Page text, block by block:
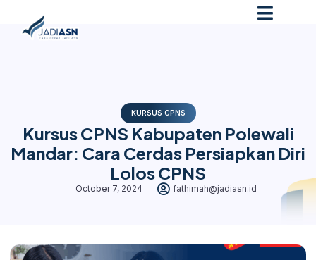
KURSUS CPNS
Kursus CPNS Kabupaten Polewali
Mandar: Cara Cerdas Persiapkan Diri
Lolos CPNS
October 7, 2024 fathimah@jadiasn.id